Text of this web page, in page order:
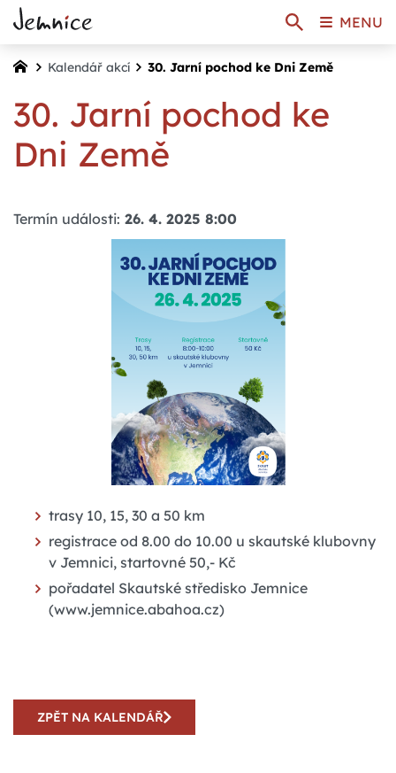
Kalendář akcí 30. Jarní pochod ke Dni Země
30. Jarní pochod ke
Dni Země
Termín události: 26. 4. 2025 8:00
trasy 10, 15, 30 a 50 km
registrace od 8.00 do 10.00 u skautské klubovny
v Jemnici, startovné 50,- Kč
pořadatel Skautské středisko Jemnice
(www.jemnice.abahoa.cz)
ZPĚT NA KALENDÁŘ
MENU